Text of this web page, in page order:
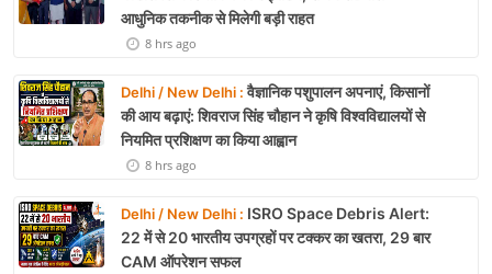
आधुनिक तकनीक से मिलेगी बड़ी राहत
8 hrs ago
Delhi / New Delhi :वैज्ञानिक पशुपालन अपनाएं, किसानों
की आय बढ़ाएं: शिवराज सिंह चौहान ने कृषि विश्वविद्यालयों से
नियमित प्रशिक्षण का किया आह्वान
8 hrs ago
Delhi / New Delhi : ISRO Space Debris Alert:
22 में से 20 भारतीय उपग्रहों पर टक्कर का खतरा, 29 बार
CAM ऑपरेशन सफल